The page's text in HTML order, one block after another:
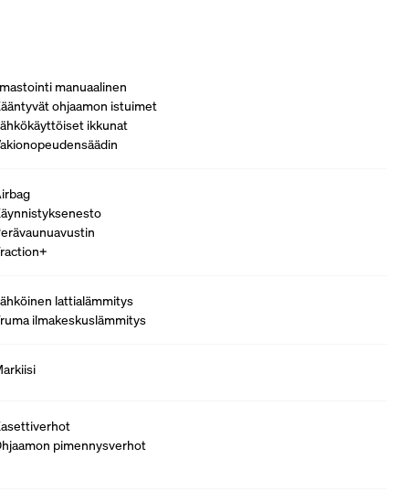
manuaalinen
ohjaamon istuimet
ikkunat
lattialämmitys
ilmakeskuslämmitys
pimennysverhot